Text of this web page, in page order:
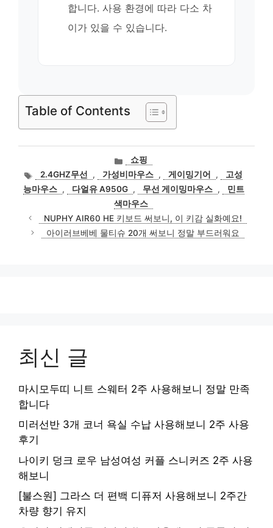
합니다. 사용 환경에 따라 다소 차
이가 있을 수 있습니다.
Table of Contents
카
테
고
리
쇼핑
태
그
2.4GHZ무선 , 가성비마우스 , 게이밍기어 ,
고성
능마우스 , 다얼유 A950G , 무선 게이밍마우스 ,
민트
색마우스
NUPHY AIR60 HE 키보드 써보니, 이 키감 실화예요!
아이러브베베 물티슈 20개 써보니 정말 부드러워요
최신 글
마시모두띠 니트 스웨터 2주 사용해보니 정말 만족
합니다
미러선반 3개 코너 욕실 수납 사용해보니 2주 사용
후기
나이키 덩크 로우 남성여성 커플 스니커즈 2주 사용
해보니
[불스원] 그라스 더 편백 디퓨저 사용해보니 2주간
차량 향기 유지